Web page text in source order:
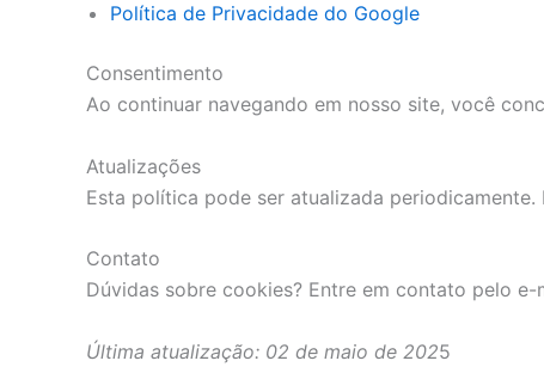
Política de Privacidade do Google
Consentimento
Ao continuar navegando em nosso site, você
Atualizações
Esta política pode ser atualizada
Contato
Dúvidas sobre cookies? Entre em contato pelo e-
Última atualização: 02 de maio de 2025